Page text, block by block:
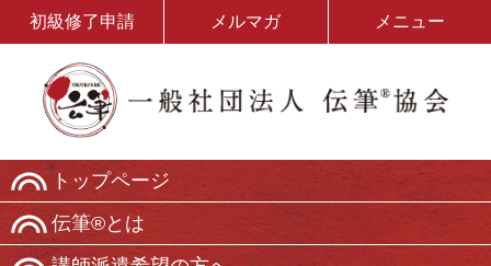
初級修了申請 メルマガ メニュー
トップページ
伝筆®とは